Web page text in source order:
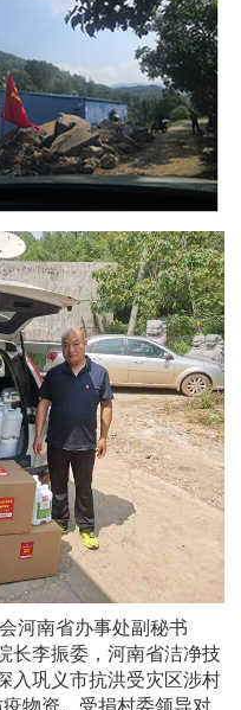
河南省办事处副秘书
长李振委，河南省洁净技
入巩义市抗洪受灾区涉村
物资。受捐村委领导对